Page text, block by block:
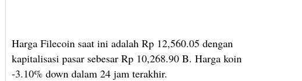
Harga Filecoin saat ini adalah Rp 12,560.05 dengan
kapitalisasi pasar sebesar Rp 10,268.90 B. Harga koin
-3.10% down dalam 24 jam terakhir.